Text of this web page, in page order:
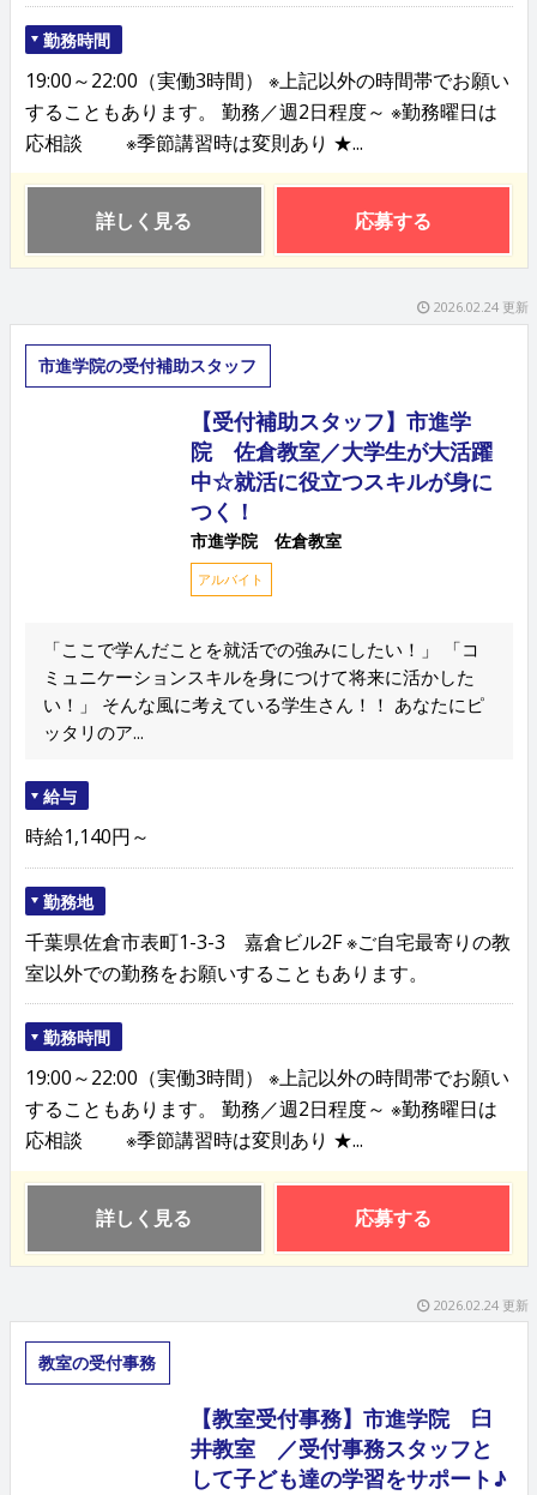
勤務時間
19:00～22:00（実働3時間） ※上記以外の時間帯でお願い
することもあります。 勤務／週2日程度～ ※勤務曜日は
応相談 ※季節講習時は変則あり ★...
詳しく見る 応募する
2026.02.24 更新
市進学院の受付補助スタッフ
【受付補助スタッフ】市進学
院 佐倉教室／大学生が大活躍
中☆就活に役立つスキルが身に
つく！
市進学院 佐倉教室
アルバイト
「ここで学んだことを就活での強みにしたい！」 「コ
ミュニケーションスキルを身につけて将来に活かした
い！」 そんな風に考えている学生さん！！ あなたにピ
ッタリのア...
給与
時給1,140円～
勤務地
千葉県佐倉市表町1-3-3 嘉倉ビル2F ※ご自宅最寄りの教
室以外での勤務をお願いすることもあります。
勤務時間
19:00～22:00（実働3時間） ※上記以外の時間帯でお願い
することもあります。 勤務／週2日程度～ ※勤務曜日は
応相談 ※季節講習時は変則あり ★...
詳しく見る 応募する
2026.02.24 更新
教室の受付事務
【教室受付事務】市進学院 臼
井教室 ／受付事務スタッフと
して子ども達の学習をサポート♪